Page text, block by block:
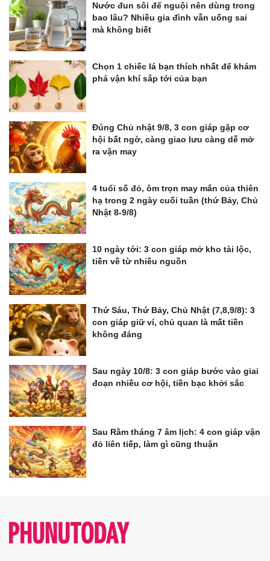
Nước đun sôi để nguội nên dùng trong
bao lâu? Nhiều gia đình vẫn uống sai
mà không biết
Chọn 1 chiếc lá bạn thích nhất để khám
phá vận khí sắp tới của bạn
Đúng Chủ nhật 9/8, 3 con giáp gặp cơ
hội bất ngờ, càng giao lưu càng dễ mở
ra vận may
4 tuổi số đỏ, ôm trọn may mắn của thiên
hạ trong 2 ngày cuối tuần (thứ Bảy, Chủ
Nhật 8-9/8)
10 ngày tới: 3 con giáp mở kho tài lộc,
tiền về từ nhiều nguồn
Thứ Sáu, Thứ Bảy, Chủ Nhật (7,8,9/8): 3
con giáp giữ ví, chủ quan là mất tiền
không đáng
Sau ngày 10/8: 3 con giáp bước vào giai
đoạn nhiều cơ hội, tiền bạc khởi sắc
Sau Rằm tháng 7 âm lịch: 4 con giáp vận
đỏ liên tiếp, làm gì cũng thuận